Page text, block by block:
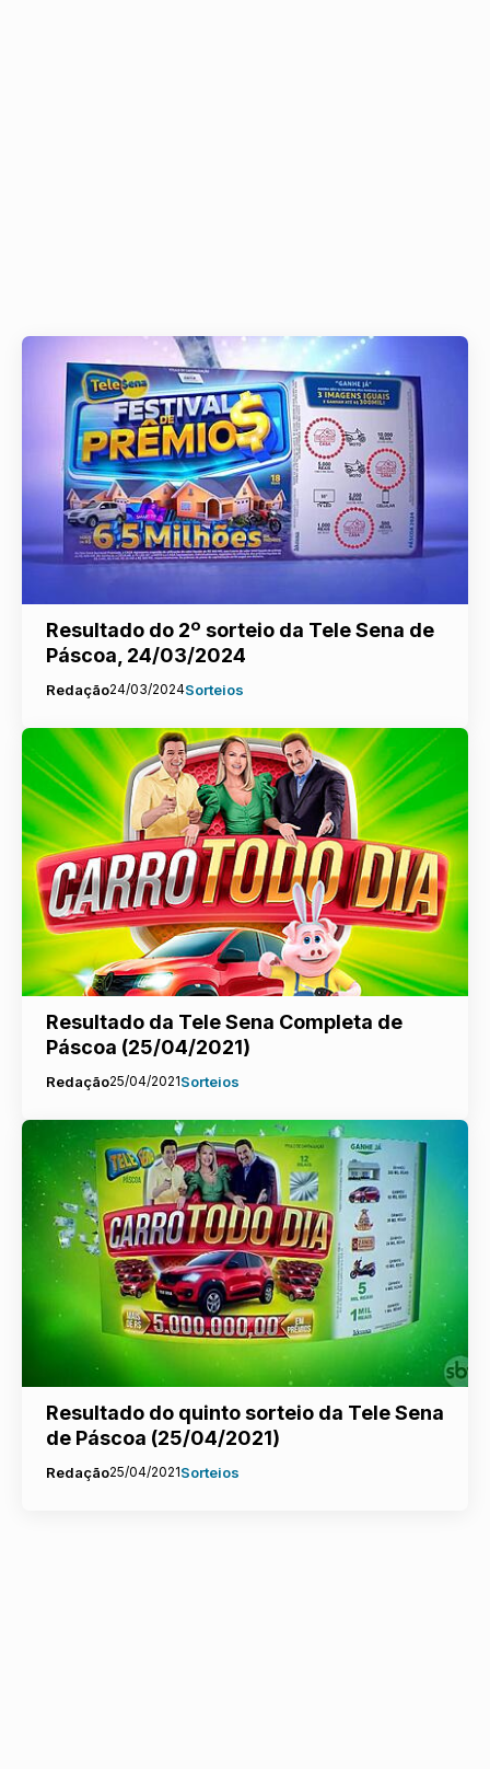
Resultado do 2º sorteio da Tele Sena de
Páscoa, 24/03/2024
Redação24/03/2024Sorteios
Resultado da Tele Sena Completa de
Páscoa (25/04/2021)
Redação25/04/2021Sorteios
Resultado do quinto sorteio da Tele Sena
de Páscoa (25/04/2021)
Redação25/04/2021Sorteios